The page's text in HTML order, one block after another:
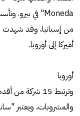
من إسبانيا، وقد شهدت
أميركا إلى أوروبا.
أوروبا
وترتبط 15 شركة